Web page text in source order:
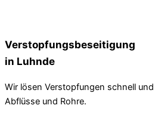
Verstopfungsbeseitigung
in Luhnde
Wir lösen Verstopfungen schnell
Abflüsse und Rohre.